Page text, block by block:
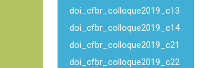
doi_cfbr_colloque2019_c13
doi_cfbr_colloque2019_c14
doi_cfbr_colloque2019_c21
doi_cfbr_colloque2019_c22